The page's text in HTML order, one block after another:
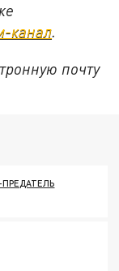
канал.
почту